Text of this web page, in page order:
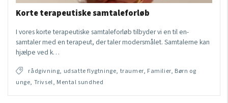
Korte terapeutiske samtaleforløb
I vores korte terapeutiske samtaleforløb tilbyder vi en til en-
samtaler med en terapeut, der taler modersmålet. Samtalerne kan
hjælpe ved k…
rådgivning, udsatte flygtninge, traumer, Familier, Børn og
unge, Trivsel, Mental sundhed